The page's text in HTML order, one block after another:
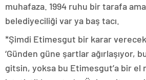
muhafaza. 1994 ruhu bir tarafa
belediyeciliği var ya baş tacı.
*Şimdi Etimesgut bir karar
‘Günden güne şartlar ağırlaşıyor,
gitsin, yoksa bu Etimesgut’a bir el